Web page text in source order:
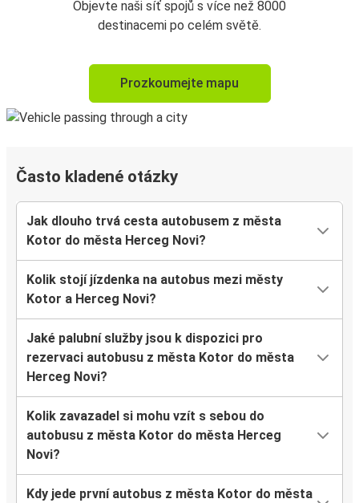
Objevte naši síť spojů s více než 8000
destinacemi po celém světě.
Prozkoumejte mapu
Často kladené otázky
Jak dlouho trvá cesta autobusem z města
Kotor do města Herceg Novi?
Kolik stojí jízdenka na autobus mezi městy
Kotor a Herceg Novi?
Jaké palubní služby jsou k dispozici pro
rezervaci autobusu z města Kotor do města
Herceg Novi?
Kolik zavazadel si mohu vzít s sebou do
autobusu z města Kotor do města Herceg
Novi?
Kdy jede první autobus z města Kotor do města